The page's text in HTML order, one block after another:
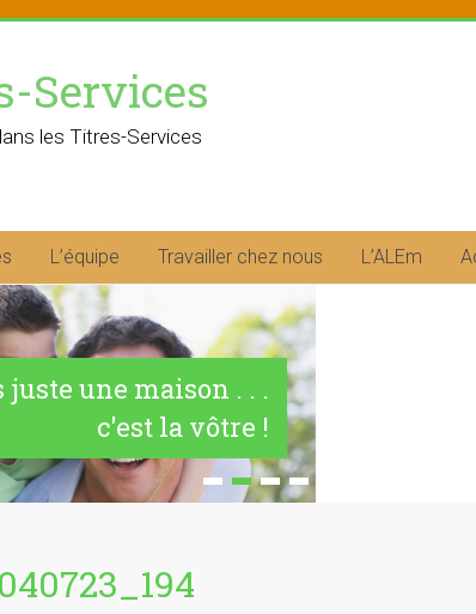
Services
les Titres-Services
L’équipe Travailler chez nous L’ALEm
juste une maison . . .
c'est la vôtre !